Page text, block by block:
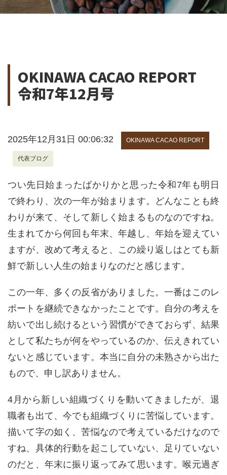
OKINAWA CACAO REPORT
令和7年12月号
2025年12月31日 00:06:32 OKINAWA CACAO REPORT
代表ブログ
つい先日始まったばかりかと思った令和 7年も明日
で終わり、次の一年が始まります。どんなことも終
わりが来て、そして新しく始まるものなのですね。
生まれてから何回も年末、年越し、年始を迎えてい
ますが、改めて考えると、この繰り返しはとても新
鮮で新しい人生の始まりなのだと感じます。
この一年、多くの反省がありました。一番はこのレ
ポートを継続できなかったことです。自分の考えを
紡いで出し続けるという習慣ができておらず、結果
として私たちが何をやっているのか、伝えきれてい
ないと感じています。本当に自分の未熟さから出た
もので、申し訳ありません。
4月から新しい組織づくりを動いてきましたが、退
職者も出て、今でも組織づくりに苦悩しています。
描いて字の如く、苦悩なので考えているだけなので
すね、具体的行動を起こしていない、足りていない
のだと、年末に振り返ってみて思います。喉元過ぎ